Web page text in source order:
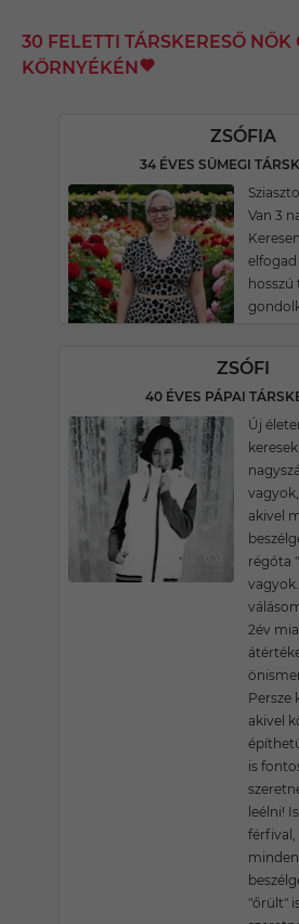
30 FELETTI TÁRSKERESŐ NŐK
KÖRNYÉKÉN
ZSÓFIA
34 ÉVES SÜMEGI
Van 3
ZSÓFI
40 ÉVES PÁPAI
Új
akivel
régóta
2év
Persze
akivel
is
leélni!
férfival,
"őrült"